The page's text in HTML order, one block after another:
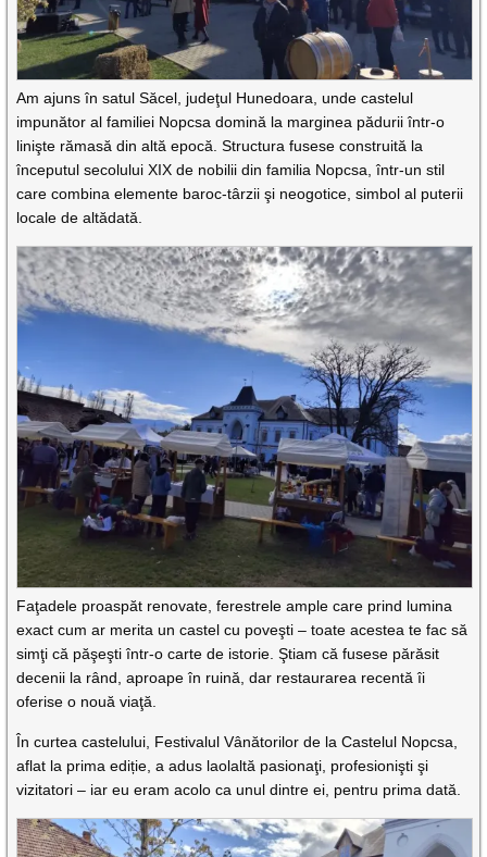
Am ajuns în satul Săcel, judeţul Hunedoara, unde castelul
impunător al familiei Nopcsa domină la marginea pădurii într-o
linişte rămasă din altă epocă. Structura fusese construită la
începutul secolului XIX de nobilii din familia Nopcsa, într-un stil
care combina elemente baroc-târzii şi neogotice, simbol al puterii
locale de altădată.
Faţadele proaspăt renovate, ferestrele ample care prind lumina
exact cum ar merita un castel cu poveşti – toate acestea te fac să
simţi că păşeşti într-o carte de istorie. Ştiam că fusese părăsit
decenii la rând, aproape în ruină, dar restaurarea recentă îi
oferise o nouă viaţă.
În curtea castelului, Festivalul Vânătorilor de la Castelul Nopcsa,
aflat la prima ediție, a adus laolaltă pasionaţi, profesionişti şi
vizitatori – iar eu eram acolo ca unul dintre ei, pentru prima dată.